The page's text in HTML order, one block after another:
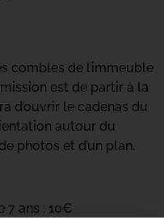
combles de l’immeuble
est de partir à la
d’ouvrir le cadenas du
autour du
photos et d’un plan.
7 ans : 10€